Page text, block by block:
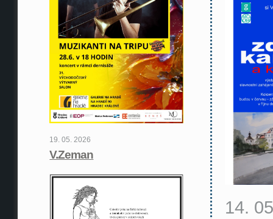
19. 05. 2026
V.Zeman
14.